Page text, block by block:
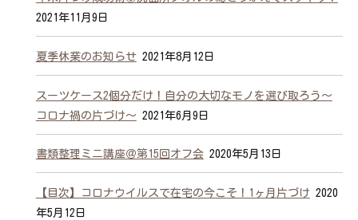
2021年11月9日
夏季休業のお知らせ 2021年8月12日
スーツケース2個分だけ！自分の大切なモノを選び取ろう～
コロナ禍の片づけ～ 2021年6月9日
書類整理ミニ講座＠第15回オフ会2020年5月13日
【目次】コロナウイルスで在宅の今こそ！1ヶ月片づけ 2020
年5月12日